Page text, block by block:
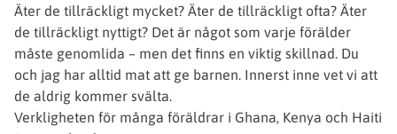
Äter de tillräckligt mycket? Äter de tillräckligt ofta? Äter
de tillräckligt nyttigt? Det är något som varje förälder
måste genomlida – men det finns en viktig skillnad. Du
och jag har alltid mat att ge barnen. Innerst inne vet vi att
de aldrig kommer svälta.
Verkligheten för många föräldrar i Ghana, Kenya och Haiti